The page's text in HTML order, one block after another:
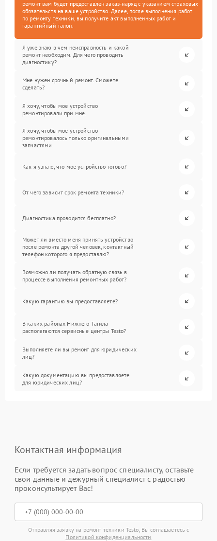
ремонт вам будет предоставлен заказ-наряд с указанием страховых
обязательств на ваше устройство. Далее, после выполнения работ
по ремонту техники, вы получите акт выполненных работ и
гарантийный талон.
Я уже знаю в чем неисправность и какой
ремонт необходим. Для чего проводить
диагностику?
Мне нужен срочный ремонт. Сможете
сделать?
Я хочу, чтобы мое устройство
ремонтировали при мне.
Я хочу, чтобы мое устройство
ремонтировалось только оригинальными
запчастями.
Как я узнаю, что мое устройство готово?
От чего зависит срок ремонта техники?
Диагностика проводится бесплатно?
Может ли вместо меня принять устройство
после ремонта другой человек, контактный
телефон которого я предоставлю?
Возможно ли получать обратную связь в
процессе выполнения ремонтных работ?
Какую гарантию вы предоставляете?
В каких районах Нижнего Тагила
располагаются сервисные центры Testo?
Выполняете ли вы ремонт для юридических
лиц?
Какую документацию вы предоставляете
для юридических лиц?
Контактная информация
Если требуется задать вопрос специалисту, оставьте
свои данные и дежурный специалист с радостью
проконсультирует Вас!
Отправляя заявку на ремонт техники Testo, Вы соглашаетесь с
Политикой конфиденциальности